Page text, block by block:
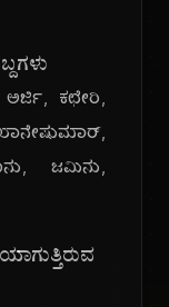
ಕಛೇರಿ,
ಜಮಿನು,